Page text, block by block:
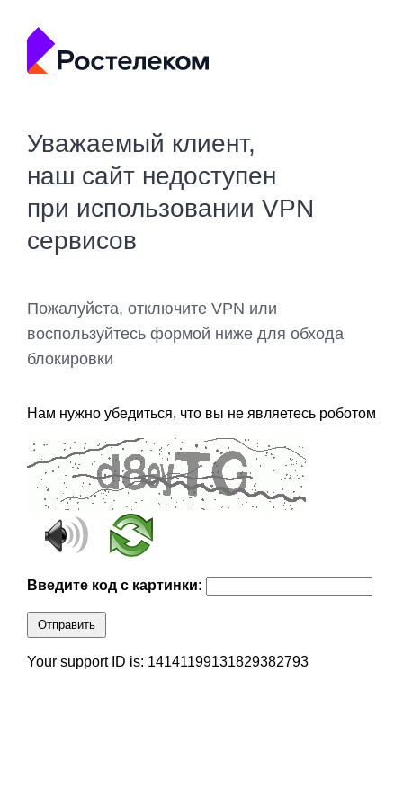
Уважаемый клиент,
наш сайт недоступен
при использовании VPN
сервисов
Пожалуйста, отключите VPN или
воспользуйтесь формой ниже для обхода
блокировки
Нам нужно убедиться, что вы не являетесь роботом
Введите код с картинки:
Отправить
Your support ID is: 14141199131829382793